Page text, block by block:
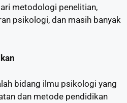
metodologi penelitian,
psikologi, dan masih banyak
bidang ilmu psikologi yang
dan metode pendidikan